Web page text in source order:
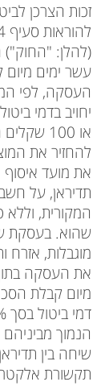
זכות הצרכן
(להלן:
עשר ימים
העסקה, לפי
או 100
להחזיר את
את מועד
תדיראן, על
המקורית, וללא
שהוא. בעסקת
מוגבלות,
את העסקה
מיום קבלת
הנמוך
שיחה בין
תקשורת